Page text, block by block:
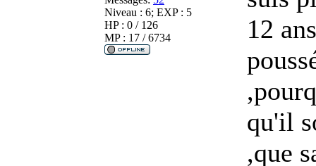
Niveau : 6; EXP : 5
HP : 0 / 126
MP : 17 / 6734
12
qu'il
,que